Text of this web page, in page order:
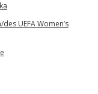
UEFA Women’s